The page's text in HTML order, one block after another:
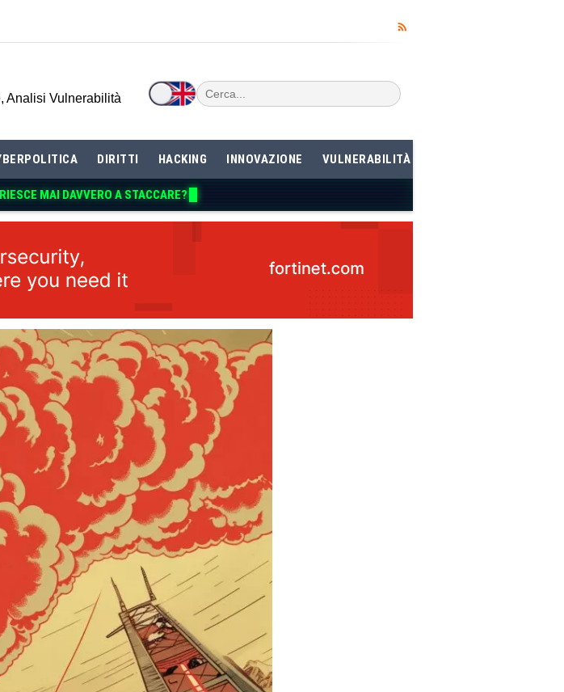
Analisi Vulnerabilità
DIRITTI HACKING INNOVAZIONE VULNERABILITÀ